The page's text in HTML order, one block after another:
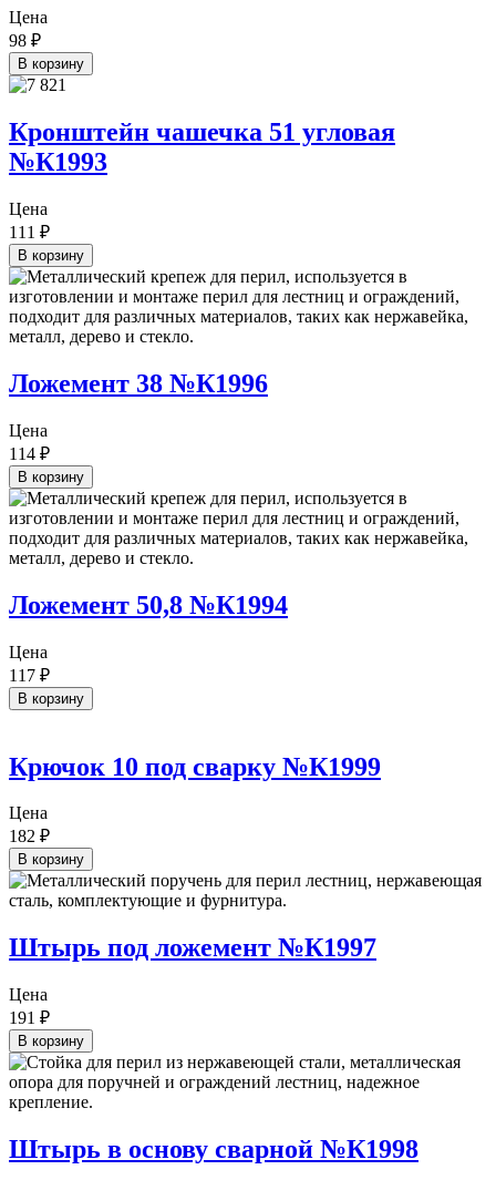
Цена
98 ₽
В корзину
Кронштейн чашечка 51 угловая
№К1993
Цена
111 ₽
В корзину
Ложемент 38 №К1996
Цена
114 ₽
В корзину
Ложемент 50,8 №К1994
Цена
117 ₽
В корзину
Крючок 10 под сварку №К1999
Цена
182 ₽
В корзину
Штырь под ложемент №К1997
Цена
191 ₽
В корзину
Штырь в основу сварной №К1998